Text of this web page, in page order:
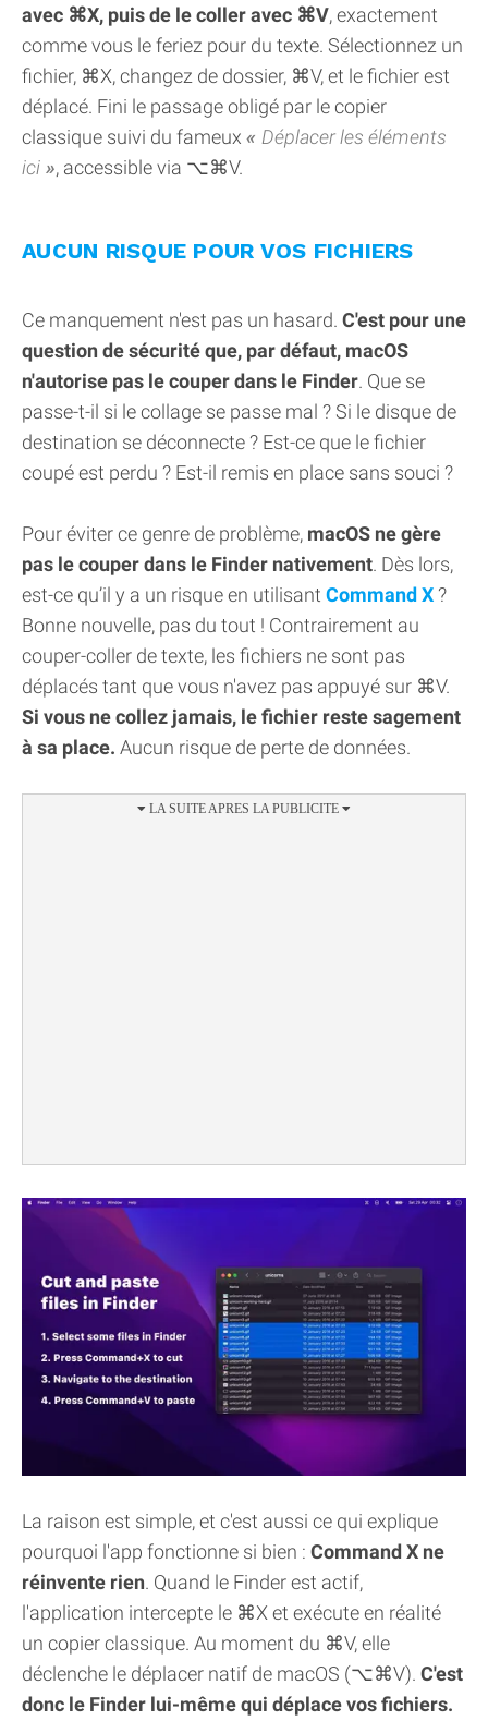
avec ⌘X, puis de le coller avec ⌘V, exactement
comme vous le feriez pour du texte. Sélectionnez un
fichier, ⌘X, changez de dossier, ⌘V, et le fichier est
déplacé. Fini le passage obligé par le copier
classique suivi du fameux
Déplacer les éléments
ici
, accessible via ⌥⌘V.
AUCUN RISQUE POUR VOS FICHIERS
Ce manquement n'est pas un hasard. C'est pour une
question de sécurité que, par défaut, macOS
n'autorise pas le couper dans le Finder. Que se
passe-t-il si le collage se passe mal ? Si le disque de
destination se déconnecte ? Est-ce que le fichier
coupé est perdu ? Est-il remis en place sans souci ?
Pour éviter ce genre de problème, macOS ne gère
pas le couper dans le Finder nativement. Dès lors,
est-ce qu’il y a un risque en utilisant Command X?
Bonne nouvelle, pas du tout ! Contrairement au
couper-coller de texte, les fichiers ne sont pas
déplacés tant que vous n'avez pas appuyé sur ⌘V.
Si vous ne collez jamais, le fichier reste sagement
à sa place. Aucun risque de perte de données.
La raison est simple, et c'est aussi ce qui explique
pourquoi l'app fonctionne si bien : Command X ne
réinvente rien. Quand le Finder est actif,
l'application intercepte le ⌘X et exécute en réalité
un copier classique. Au moment du ⌘V, elle
déclenche le déplacer natif de macOS (⌥⌘V). C'est
donc le Finder lui-même qui déplace vos fichiers.